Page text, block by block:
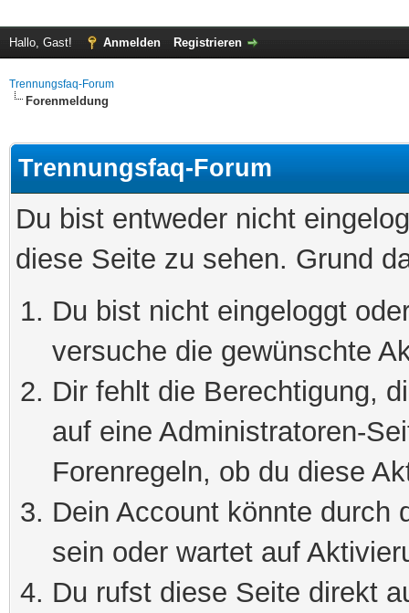
Hallo, Gast! Anmelden Registrieren
Trennungsfaq-Forum
Forenmeldung
Trennungsfaq-Forum
Du bist entweder nicht
diese Seite zu sehen. Grund
Du bist nicht eingeloggt
versuche die gewünschte
Dir fehlt die Berechtigung,
auf eine Administratoren-
Forenregeln, ob du diese
Dein Account könnte durch
sein oder wartet auf
Du rufst diese Seite direkt